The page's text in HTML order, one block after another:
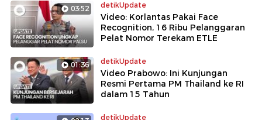
03:52 detikUpdate
Video: Korlantas Pakai Face
Recognition, 16 Ribu Pelanggaran
Pelat Nomor Terekam ETLE
01:36 detikUpdate
Video Prabowo: Ini Kunjungan
Resmi Pertama PM Thailand ke RI
dalam 15 Tahun
detikUpdate